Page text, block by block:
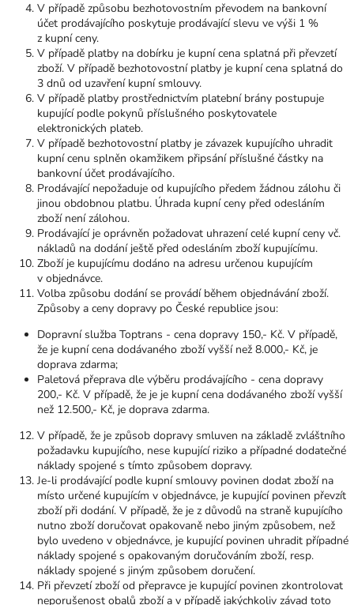
V případě způsobu bezhotovostním převodem na bankovní
účet prodávajícího poskytuje prodávající slevu ve výši 1 %
z kupní ceny.
V případě platby na dobírku je kupní cena splatná při převzetí
zboží. V případě bezhotovostní platby je kupní cena splatná do
3 dnů od uzavření kupní smlouvy.
V případě platby prostřednictvím platební brány postupuje
kupující podle pokynů příslušného poskytovatele
elektronických plateb.
V případě bezhotovostní platby je závazek kupujícího uhradit
kupní cenu splněn okamžikem připsání příslušné částky na
bankovní účet prodávajícího.
Prodávající nepožaduje od kupujícího předem žádnou zálohu či
jinou obdobnou platbu. Úhrada kupní ceny před odesláním
zboží není zálohou.
Prodávající je oprávněn požadovat uhrazení celé kupní ceny vč.
nákladů na dodání ještě před odesláním zboží kupujícímu.
Zboží je kupujícímu dodáno na adresu určenou kupujícím
v objednávce.
Volba způsobu dodání se provádí během objednávání zboží.
Způsoby a ceny dopravy po České republice jsou:
Dopravní služba Toptrans - cena dopravy 150,- Kč. V případě,
že je kupní cena dodávaného zboží vyšší než 8.000,- Kč, je
doprava zdarma;
Paletová přeprava dle výběru prodávajícího - cena dopravy
200,- Kč. V případě, že je je kupní cena dodávaného zboží vyšší
než 12.500,- Kč, je doprava zdarma.
V případě, že je způsob dopravy smluven na základě zvláštního
požadavku kupujícího, nese kupující riziko a případné dodatečné
náklady spojené s tímto způsobem dopravy.
Je-li prodávající podle kupní smlouvy povinen dodat zboží na
místo určené kupujícím v objednávce, je kupující povinen převzít
zboží při dodání. V případě, že je z důvodů na straně kupujícího
nutno zboží doručovat opakovaně nebo jiným způsobem, než
bylo uvedeno v objednávce, je kupující povinen uhradit případné
náklady spojené s opakovaným doručováním zboží, resp.
náklady spojené s jiným způsobem doručení.
Při převzetí zboží od přepravce je kupující povinen zkontrolovat
neporušenost obalů zboží a v případě jakýchkoliv závad toto